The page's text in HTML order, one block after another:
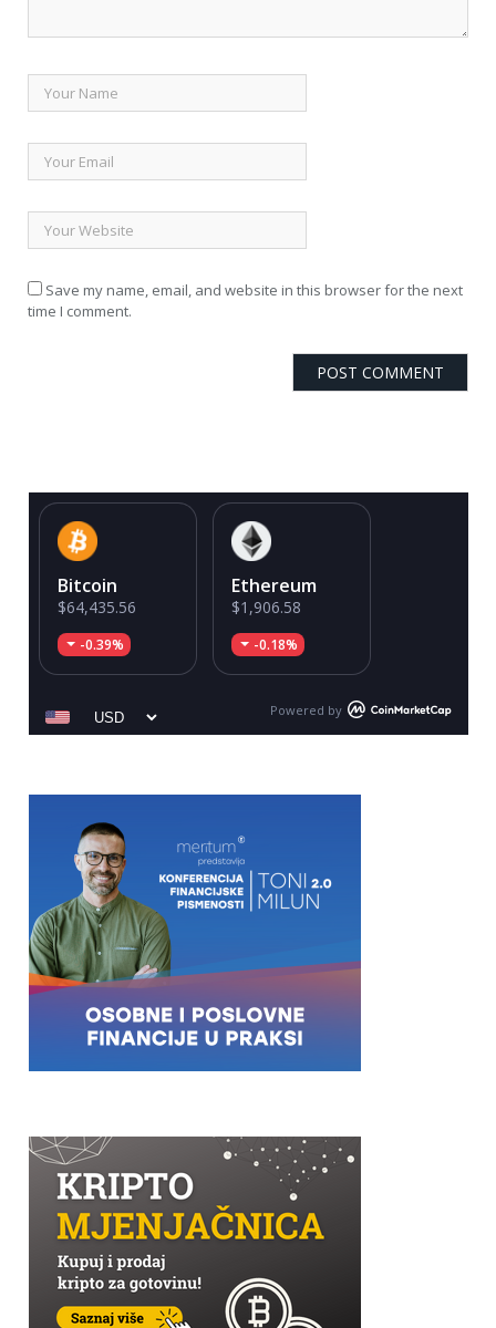
Save my name, email, and website in this browser for the next
time I comment.
Bitcoin
$64,435.56
-0.39%
Ethereum
$1,906.58
-0.18%
Powered by